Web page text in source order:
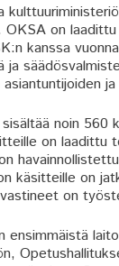
on
kanssa
ja
noin
on laadittu
käsitteille on
on
ensimmäistä